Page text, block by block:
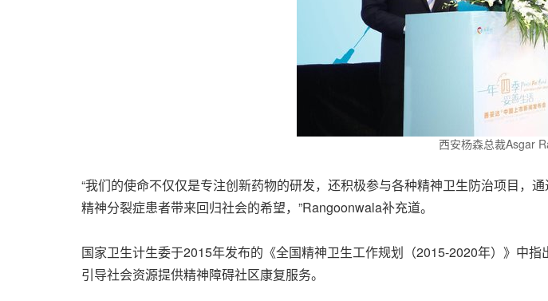
西安杨森总裁Asgar
“我们的使命不仅仅是专注创新药物的研发，还积极参与各种精神卫生防治项目，
精神分裂症患者带来回归社会的希望，”Rangoonwala补充道。
国家卫生计生委于2015年发布的《全国精神卫生工作规划（2015-2020年）》中
引导社会资源提供精神障碍社区康复服务。